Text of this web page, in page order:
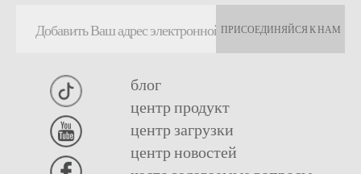
ПРИСОЕДИНЯЙСЯ К НАМ
блог
центр продукт
центр загрузки
центр новостей